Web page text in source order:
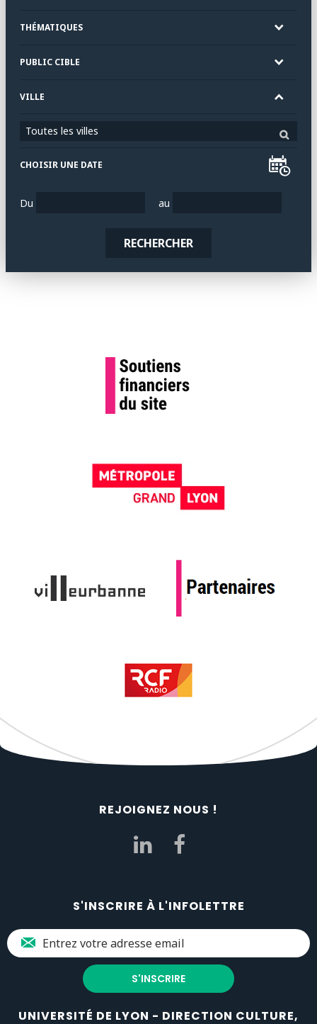
THÉMATIQUES
PUBLIC CIBLE
VILLE
Toutes les villes
CHOISIR UNE DATE
Du au
RECHERCHER
REJOIGNEZ NOUS !
S'INSCRIRE À L'INFOLETTRE
UNIVERSITÉ DE LYON - DIRECTION CULTURE,